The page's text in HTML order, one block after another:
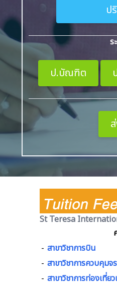
ป
ร
ป.บัณฑิต
St Teresa
- สาขาวิชาการบิน
- สาขาวิชาการควบคุมจ
- สาขาวิชาการท่องเที่ย